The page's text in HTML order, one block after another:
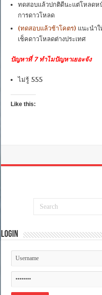
ทดสอบแล้วปกติดีนะแต่โหลดห
การดาวโหลด
(ทดสอบแล้วช้าโคตร) แนะนำ
เช็คดาวโหลดต่างประเทศ
ปัญหาที่ 7 ทำไมปัญหาเยอะจัง
ไม่รู้ 555
Like this:
Login